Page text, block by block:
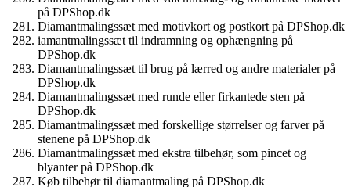
på DPShop.dk
Diamantmalingssæt med motivkort og postkort på DPShop.dk
iamantmalingssæt til indramning og ophængning på
DPShop.dk
Diamantmalingssæt til brug på lærred og andre materialer på
DPShop.dk
Diamantmalingssæt med runde eller firkantede sten på
DPShop.dk
Diamantmalingssæt med forskellige størrelser og farver på
stenene på DPShop.dk
Diamantmalingssæt med ekstra tilbehør, som pincet og
blyanter på DPShop.dk
Køb tilbehør til diamantmaling på DPShop.dk